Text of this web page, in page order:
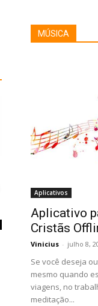
MÚSICA
Aplicativos
Aplicativo
Cristãs
Vinicius - julho 8,
Se você deseja
mesmo quando
viagens, no
meditação...